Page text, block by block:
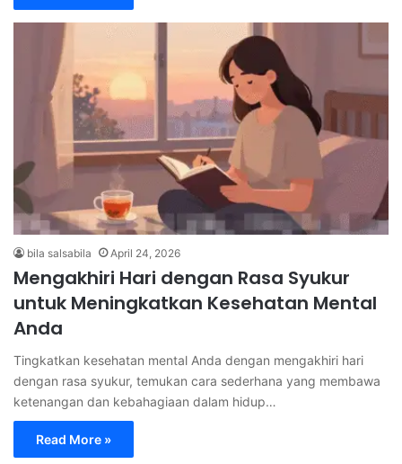
bila salsabila April 24, 2026
Mengakhiri Hari dengan Rasa Syukur
untuk Meningkatkan Kesehatan Mental
Anda
Tingkatkan kesehatan mental Anda dengan mengakhiri hari
dengan rasa syukur, temukan cara sederhana yang membawa
ketenangan dan kebahagiaan dalam hidup…
Read More »